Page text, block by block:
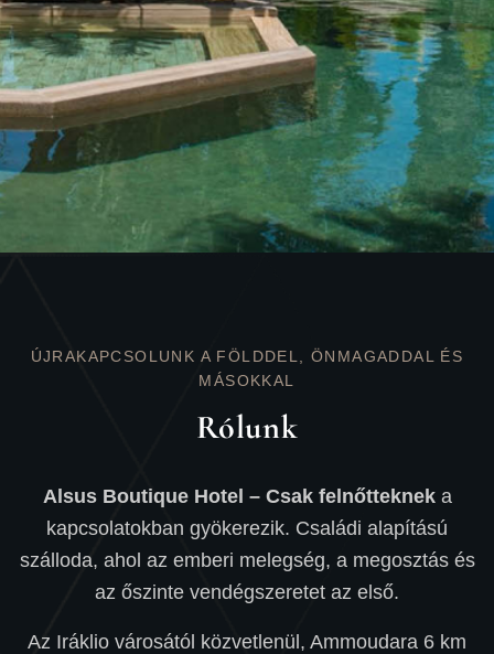
ÚJRAKAPCSOLUNK A FÖLDDEL, ÖNMAGADDAL ÉS
MÁSOKKAL
Rólunk
Alsus Boutique Hotel – Csak felnőttekneka
kapcsolatokban gyökerezik. Családi alapítású
szálloda, ahol az emberi melegség, a megosztás és
az őszinte vendégszeretet az első.
Az Iráklio városától közvetlenül, Ammoudara 6 km